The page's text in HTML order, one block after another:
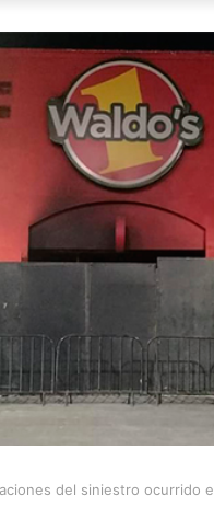
del siniestro ocurrido